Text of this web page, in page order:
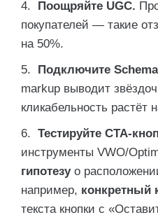
Поощряйте UGC.
покупателей — такие
на 50%.
Подключите
markup выводит
кликабельность растёт
Тестируйте CTA-
инструменты VWO/
гипотезуо
например, конкретный
текста кнопки с